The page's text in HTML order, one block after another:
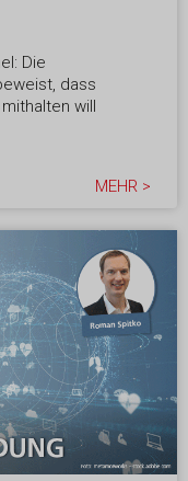
Die
dass
will
MEHR >